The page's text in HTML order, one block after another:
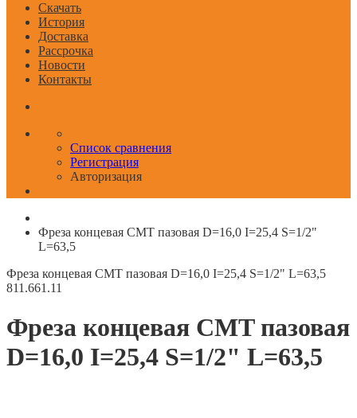
Скачать
История
Доставка
Рассрочка
Новости
Контакты
Список сравнения
Регистрация
Авторизация
Фреза концевая CMT пазовая D=16,0 I=25,4 S=1/2"
L=63,5
Фреза концевая CMT пазовая D=16,0 I=25,4 S=1/2" L=63,5
811.661.11
Фреза концевая CMT пазовая
D=16,0 I=25,4 S=1/2" L=63,5